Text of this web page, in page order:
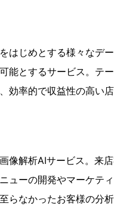
はじめとする様々なデ
とするサービス。テ
率的で収益性の高い
像解析AIサービス。来
ューの開発やマーケテ
らなかったお客様の分析